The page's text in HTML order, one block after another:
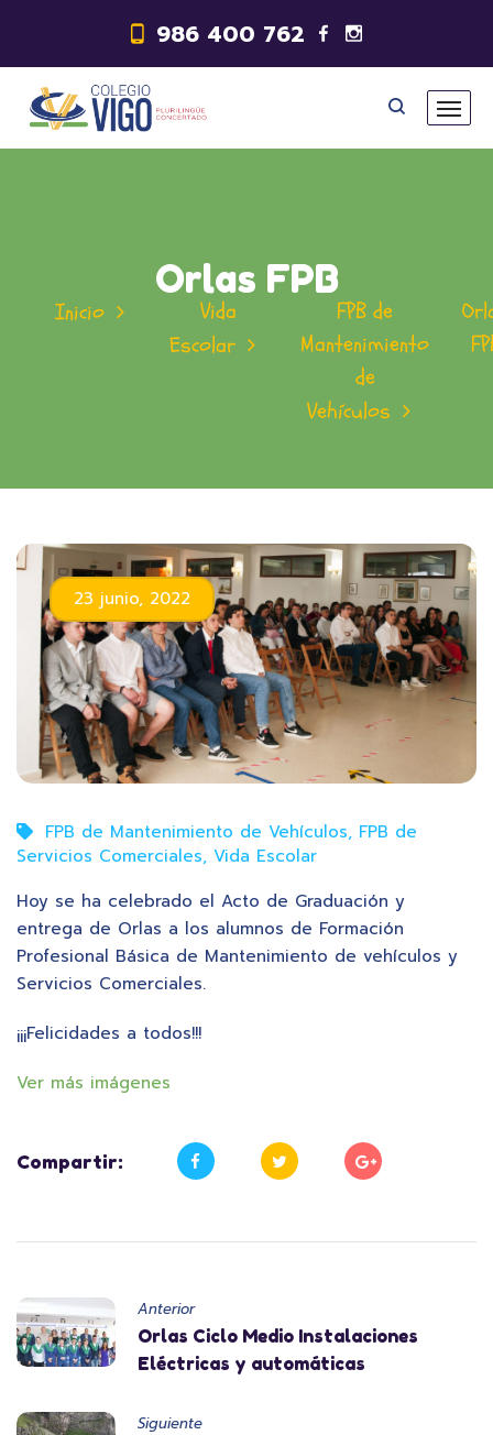
986 400 762
Orlas FPB
Inicio
Vida
Escolar
FPB de
Mantenimiento
de
Vehículos
23 junio, 2022
FPB de Mantenimiento de Vehículos, FPB de
Servicios Comerciales, Vida Escolar
Hoy se ha celebrado el Acto de Graduación y
entrega de Orlas a los alumnos de Formación
Profesional Básica de Mantenimiento de vehículos y
Servicios Comerciales.
¡¡¡Felicidades a todos!!!
Ver más imágenes
Compartir:
Anterior
Orlas Ciclo Medio Instalaciones
Eléctricas y automáticas
Siguiente